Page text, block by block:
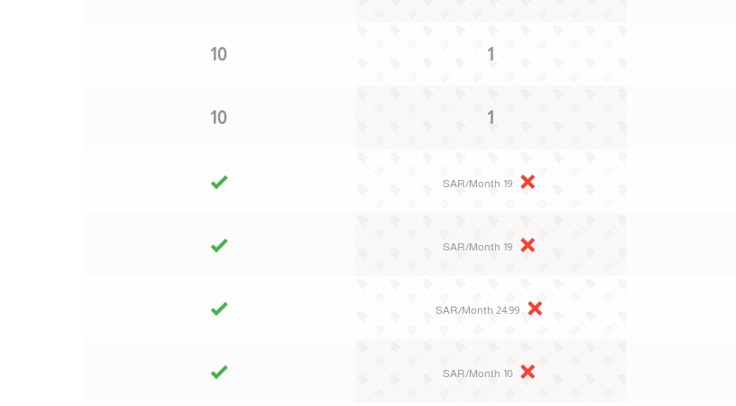
1
10
1
10
19 SAR/Month
19 SAR/Month
24.99 SAR/Month
10 SAR/Month